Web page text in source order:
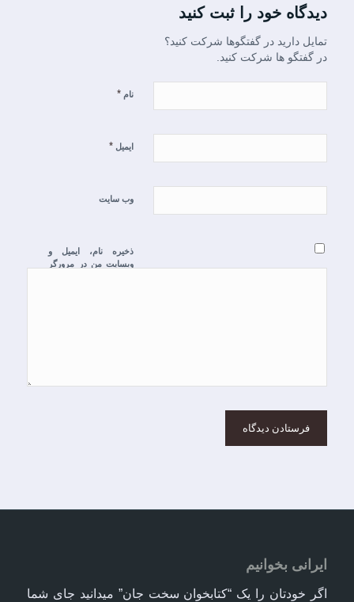
دیدگاه خود را ثبت کنید
تمایل دارید در گفتگوها شرکت کنید؟
در گفتگو ها شرکت کنید.
نام *
ایمیل *
وب‌ سایت
ذخیره نام، ایمیل و
وبسایت من در مرورگر
ایرانی بخوانیم
اگر خودتان را یک “کتابخوان سخت جان” میدانید جای شما